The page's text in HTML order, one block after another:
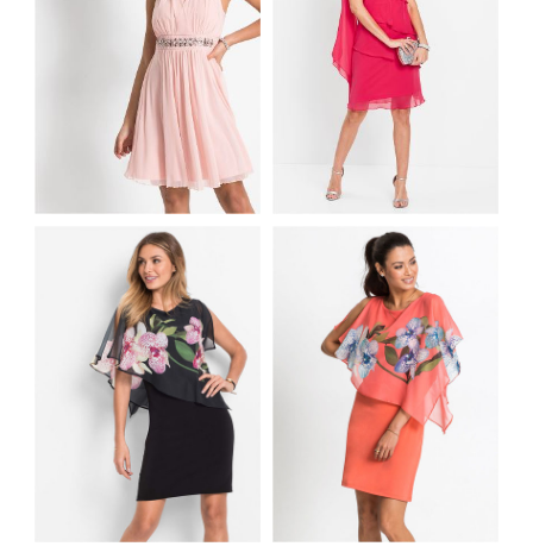
ELEGANCKA
RÓŻOWA SUKIENKA
SZYFONOWA
PREMIUM
UROCZA SUKIENKA
ZAKŁADANA NA
JASNORÓŻOWA
PIĘKNA SUKIENKA Z
CZARNA SUKIENKA Z